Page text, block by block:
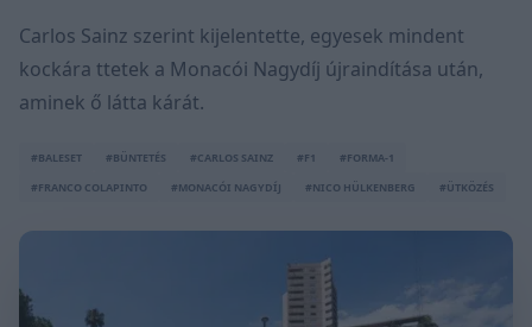
Carlos Sainz szerint kijelentette, egyesek mindent
kockára ttetek a Monacói Nagydíj újraindítása után,
aminek ő látta kárát.
#BALESET #BÜNTETÉS #CARLOS SAINZ #F1
#FORMA-1
#FRANCO COLAPINTO
#MONACÓI NAGYDÍJ #NICO HÜLKENBERG #ÜTKÖZÉS